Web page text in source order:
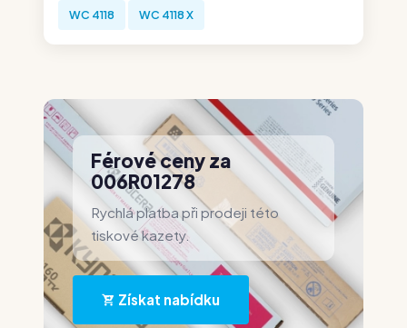
WC 4118 WC 4118 X
Férové ceny za
006R01278
Rychlá platba při prodeji této
tiskové kazety.
Získat nabídku